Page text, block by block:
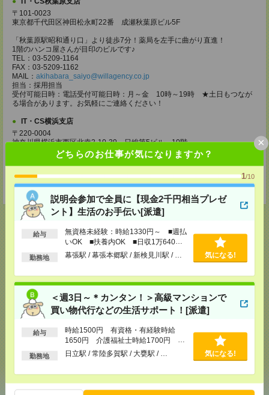
どちらのお仕事が気になりますか？
1/10
説明会参加で全員に【現金2千円相当プレゼ
ント】生活のお手伝い[派遣]
給与
無資格未経験：時給1330円～ ■週払
いOK ■扶養内OK ■日収1万640円
以上
勤務地 幕張駅 / 幕張本郷駅 / 新検見川駅 / … 気になる!
＜週3日～＊カンタン！＞高級マンションで
買い物代行などの生活サポート！[派遣]
給与
時給1500円 有資格・有経験時給
1650円 介護福祉士時給1700円 ■
日払いOK（規定あり）※即日払い不
勤務地 日立駅 / 常陸多賀駅 / 大甕駅 / … 気になる!
×
〒101-0023
東京都千代田区神田松永町22番 成瀬秋葉原ビル5F
「秋葉原駅昭和通り口」より徒歩7分！薬局を左手に曲がり直進！
1階のハンコ屋さんが目印のビルです♪
TEL：03-5209-1164
FAX：03-5209-1162
MAIL： akihabara_saiyo@willagency.co.jp
担当：採用担当
受付可能日時：電話受付可能日時：月～金 10時～19時 ★土日もつなが
る場合があります。お気軽にご連絡ください！
IT・CS横浜支店
〒220-0004
神奈川県横浜市西区北幸2-10-39 日総第5ビル 10階
横浜駅から徒歩7分◎きれいなオフィスビルです♪
TEL：045-412-5583
担当：採用担当
受付可能日時：電話受付可能日時：月～金 10時～19時
応募ページへ
気になる！
メールで送る LINE
シェア ツイート ブックマーク